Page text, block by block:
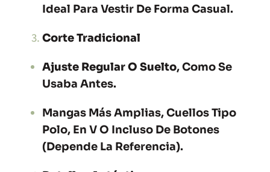
Ideal Para Vestir De Forma Casual.
Corte Tradicional
Ajuste Regular O Suelto, Como Se
Usaba Antes.
Mangas Más Amplias, Cuellos Tipo
Polo, En V O Incluso De Botones
(depende La Referencia).